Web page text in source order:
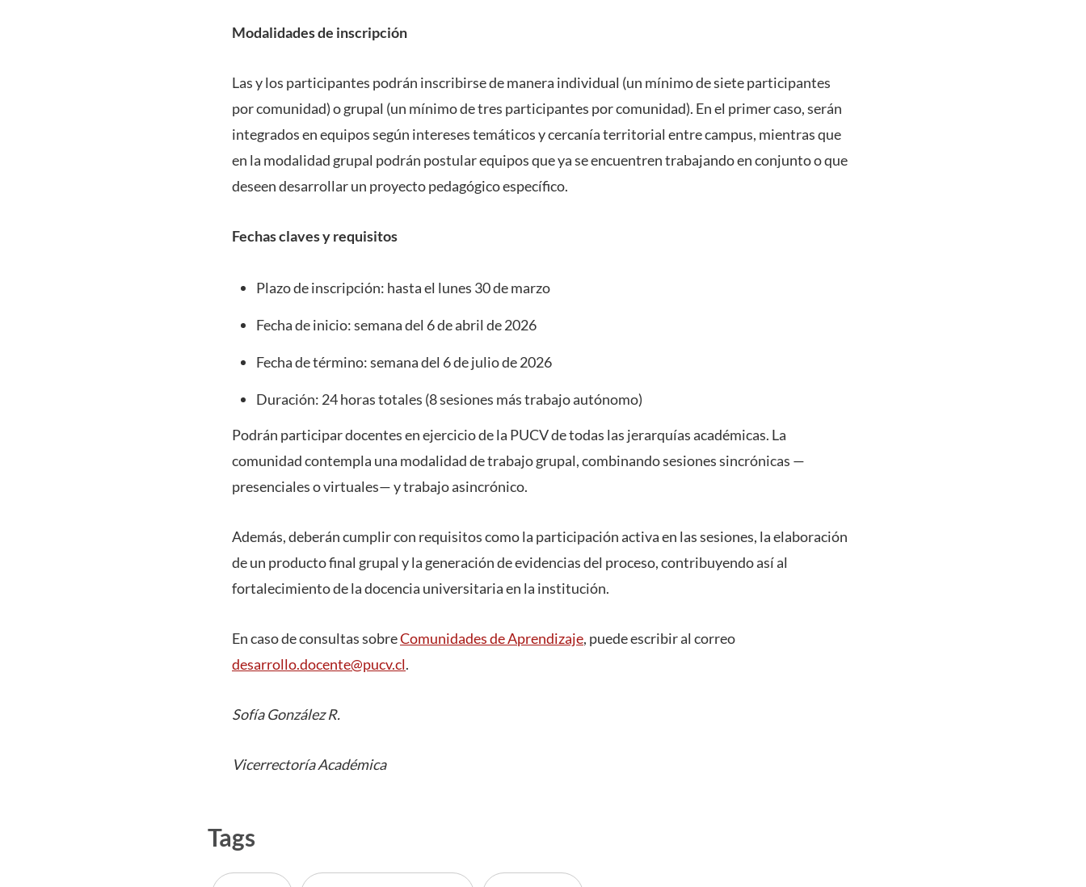
Modalidades de inscripción
Las y los participantes podrán inscribirse de manera individual (un mínimo de siete participantes
por comunidad) o grupal (un mínimo de tres participantes por comunidad). En el primer caso, serán
integrados en equipos según intereses temáticos y cercanía territorial entre campus, mientras que
en la modalidad grupal podrán postular equipos que ya se encuentren trabajando en conjunto o que
deseen desarrollar un proyecto pedagógico específico.
Fechas claves y requisitos
Plazo de inscripción: hasta el lunes 30 de marzo
Fecha de inicio: semana del 6 de abril de 2026
Fecha de término: semana del 6 de julio de 2026
Duración: 24 horas totales (8 sesiones más trabajo autónomo)
Podrán participar docentes en ejercicio de la PUCV de todas las jerarquías académicas. La
comunidad contempla una modalidad de trabajo grupal, combinando sesiones sincrónicas —
presenciales o virtuales— y trabajo asincrónico.
Además, deberán cumplir con requisitos como la participación activa en las sesiones, la elaboración
de un producto final grupal y la generación de evidencias del proceso, contribuyendo así al
fortalecimiento de la docencia universitaria en la institución.
En caso de consultas sobreComunidades de Aprendizaje, puede escribir al correo
desarrollo.docente@pucv.cl.
Sofía González R.
Vicerrectoría Académica
Tags